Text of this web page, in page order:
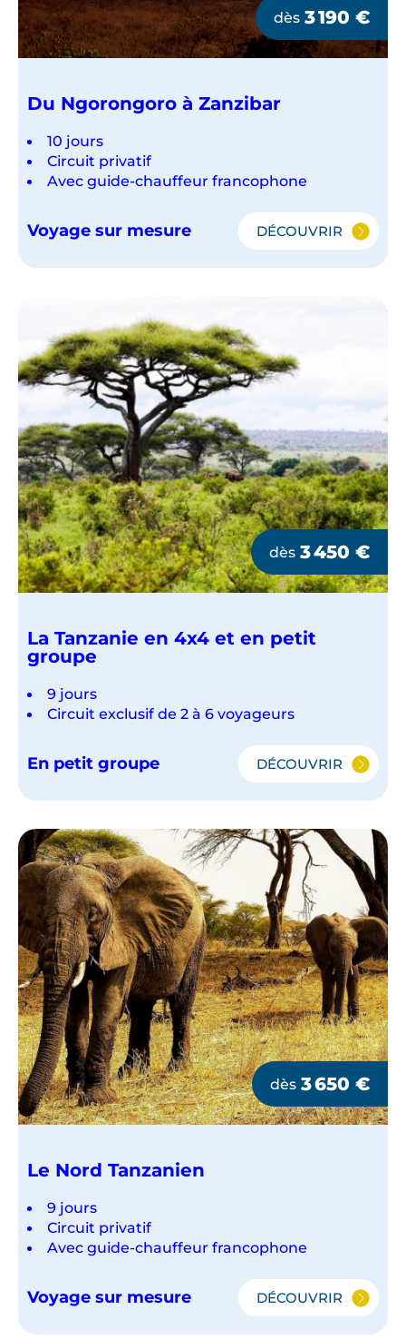
dès 3 190 €
Du Ngorongoro à Zanzibar
10 jours
Circuit privatif
Avec guide-chauffeur francophone
Voyage sur mesure DÉCOUVRIR
DU
dès 3 450 €
La Tanzanie en 4x4 et en petit
groupe
9 jours
Circuit exclusif de 2 à 6 voyageurs
En petit groupe DÉCOUVRIR
LA
4X4
ET
EN
PETIT
GROUPE
dès 3 650 €
Le Nord Tanzanien
9 jours
Circuit privatif
Avec guide-chauffeur francophone
Voyage sur mesure DÉCOUVRIR
LE